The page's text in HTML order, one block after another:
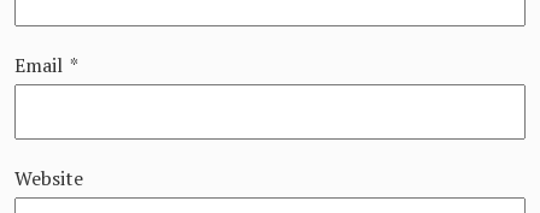
Email *
Website